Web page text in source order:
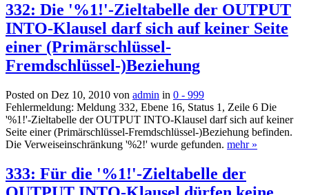
332: Die '%1!'-Zieltabelle der OUTPUT
INTO-Klausel darf sich auf keiner Seite
einer (Primärschlüssel-
Fremdschlüssel-)Beziehung
Posted on Dez 10, 2010 von admin in 0 - 999
Fehlermeldung: Meldung 332, Ebene 16, Status 1, Zeile 6 Die
'%1!'-Zieltabelle der OUTPUT INTO-Klausel darf sich auf keiner
Seite einer (Primärschlüssel-Fremdschlüssel-)Beziehung befinden.
Die Verweiseinschränkung '%2!' wurde gefunden. mehr »
333: Für die '%1!'-Zieltabelle der